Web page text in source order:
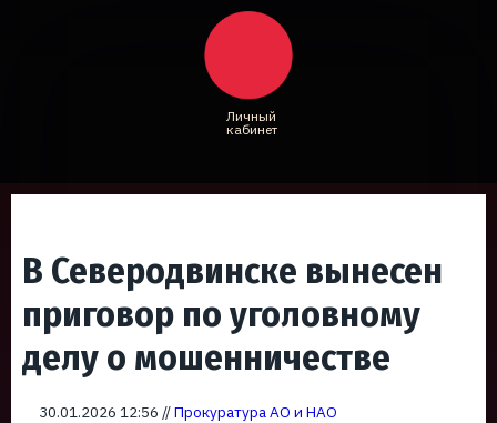
Личный
кабинет
В Северодвинске вынесен
приговор по уголовному
делу о мошенничестве
30.01.2026 12:56 //Прокуратура АО и НАО